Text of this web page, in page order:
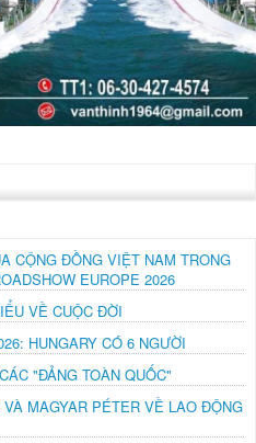
CỘNG ĐỒNG VIỆT NAM TRONG
EUROPE 2026
VỀ CUỘC ĐỜI
HUNGARY CÓ 6 NGƯỜI
"ĐẢNG TOÀN QUỐC"
MAGYAR PÉTER VỀ LAO ĐỘNG